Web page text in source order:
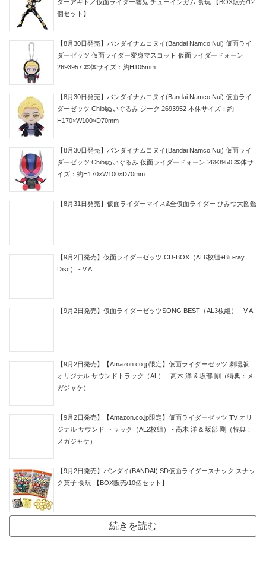
ダーアギト／仮面ライダー響鬼 チューインガム 食玩 【BOX販売/12
個セット】
【8月30日発売】バンダイナムコヌイ(Bandai Namco Nui) 仮面ライ
ダーゼッツ 仮面ライダー変身マスコット 仮面ライダードォーン
2693957 本体サイズ：約H105mm
【8月30日発売】バンダイナムコヌイ(Bandai Namco Nui) 仮面ライ
ダーゼッツ Chibiぬいぐるみ ジーク 2693952 本体サイズ：約
H170×W100×D70mm
【8月30日発売】バンダイナムコヌイ(Bandai Namco Nui) 仮面ライ
ダーゼッツ Chibiぬいぐるみ 仮面ライダードォーン 2693950 本体サ
イズ：約H170×W100×D70mm
【8月31日発売】仮面ライダーマイス&全仮面ライダー ひみつ大図鑑
【9月2日発売】仮面ライダーゼッツ CD-BOX（AL6枚組+Blu-ray
Disc） - V.A.
【9月2日発売】仮面ライダーゼッツSONG BEST（AL3枚組） - V.A.
【9月2日発売】【Amazon.co.jp限定】仮面ライダーゼッツ 劇場版
オリジナル サウンドトラック（AL） - 高木 洋 & 坂部 剛（特典：メ
ガジャケ）
【9月2日発売】【Amazon.co.jp限定】仮面ライダーゼッツ TV オリ
ジナル サウンド トラック（AL2枚組） - 高木 洋 & 坂部 剛（特典：
メガジャケ）
【9月2日発売】バンダイ(BANDAI) SD仮面ライダースナック スナッ
ク菓子 食玩 【BOX販売/10個セット】
続きを読む